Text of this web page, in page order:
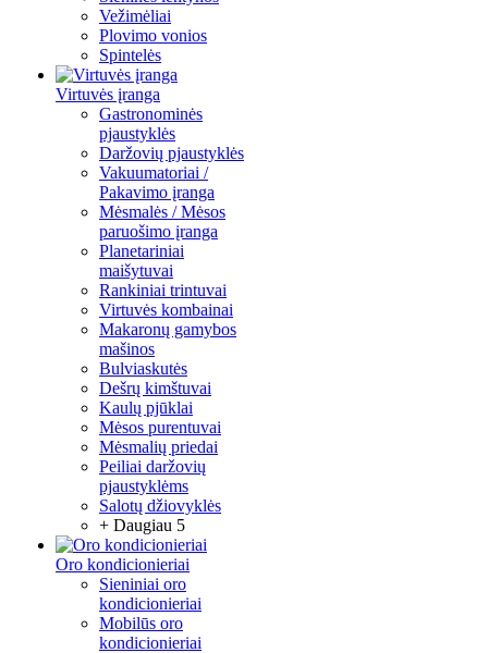
Vežimėliai
Plovimo vonios
Spintelės
Virtuvės įranga
Gastronominės
pjaustyklės
Daržovių pjaustyklės
Vakuumatoriai /
Pakavimo įranga
Mėsmalės / Mėsos
paruošimo įranga
Planetariniai
maišytuvai
Rankiniai trintuvai
Virtuvės kombainai
Makaronų gamybos
mašinos
Bulviaskutės
Dešrų kimštuvai
Kaulų pjūklai
Mėsos purentuvai
Mėsmalių priedai
Peiliai daržovių
pjaustyklėms
Salotų džiovyklės
+ Daugiau 5
Oro kondicionieriai
Sieniniai oro
kondicionieriai
Mobilūs oro
kondicionieriai